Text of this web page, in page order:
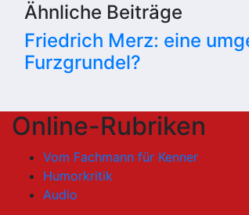
Ähnliche Beiträge
Friedrich Merz: eine
Furzgrundel?
Online-Rubriken
Vom Fachmann für Kenner
Humorkritik
Audio